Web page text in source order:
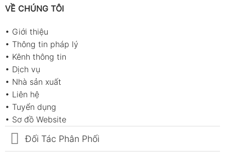
VỀ CHÚNG TÔI
• Giới thiệu
• Thông tin pháp lý
• Kênh thông tin
• Dịch vụ
• Nhà sản xuất
• Liên hệ
• Tuyển dụng
• Sơ đồ Website
Đối Tác Phân Phối